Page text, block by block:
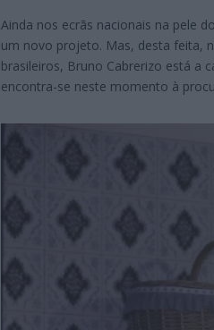
Ainda nos ecrãs nacionais na pele
um novo projeto. Mas, desta feita,
brasileiros, Bruno Cabrerizo está a
encontra-se neste momento à